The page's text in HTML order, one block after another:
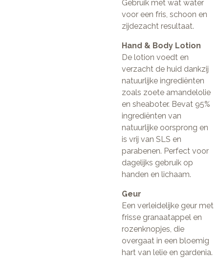
Gebruik met wat water
voor een fris, schoon en
zijdezacht resultaat.
Hand & Body Lotion
De lotion voedt en
verzacht de huid dankzij
natuurlijke ingrediënten
zoals zoete amandelolie
en sheaboter. Bevat 95%
ingrediënten van
natuurlijke oorsprong en
is vrij van SLS en
parabenen. Perfect voor
dagelijks gebruik op
handen en lichaam.
Geur
Een verleidelijke geur met
frisse granaatappel en
rozenknopjes, die
overgaat in een bloemig
hart van lelie en gardenia.